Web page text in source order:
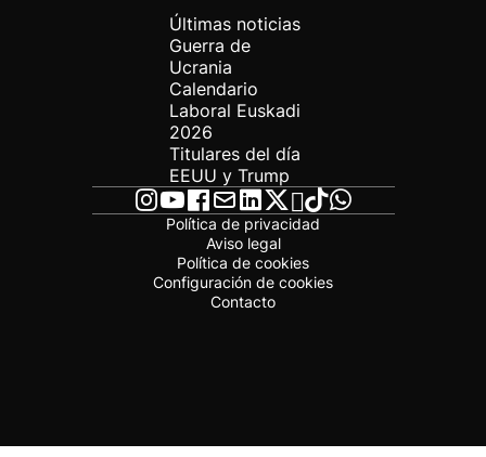
Últimas noticias
Guerra de
Ucrania
Calendario
Laboral Euskadi
2026
Titulares del día
EEUU y Trump
Política de privacidad
Aviso legal
Política de cookies
Configuración de cookies
Contacto